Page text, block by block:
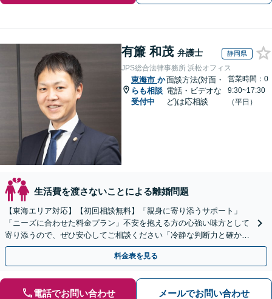
有簾 和茂 弁護士 静岡県
JPS総合法律事務所 浜松オフィス
東海市 か
らも相談
受付中
面談方法(対面・
電話・ビデオな
ど)は応相談
営業時間：0
9:30~17:30
（平日）
生活費を渡さないことによる離婚問題
【東海エリア対応】【初回相談無料】「親身に寄り添うサポート」
「ニーズに合わせた料金プラン」不安を抱える方の心強い味方として
寄り添うので、ぜひ安心してご相談ください「冷静な判断力と確かな
交渉力で、あなたの権利を守ります」【休日・夜間相談可】
料金表を見る
電話でお問い合わせ メールでお問い合わせ